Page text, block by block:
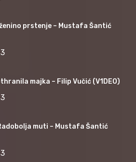
prstenje – Mustafa Šantić
majka – Filip Vučić (V1DEO)
muti – Mustafa Šantić